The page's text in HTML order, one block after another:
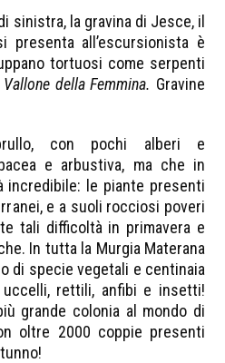
sinistra, la gravina di Jesce, il
all’escursionista è
tortuosi come serpenti
della Femmina. Gravine
brullo, con pochi alberi e
e arbustiva, ma che in
incredibile: le piante presenti
e a suoli rocciosi poveri
tali difficoltà in primavera e
In tutta la Murgia Materana
di specie vegetali e centinaia
rettili, anfibi e insetti!
grande colonia al mondo di
oltre 2000 coppie presenti